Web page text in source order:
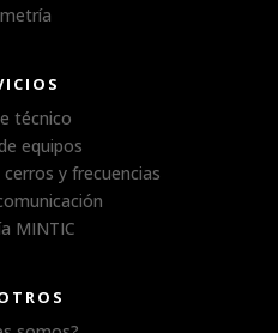
técnico
equipos
y frecuencias
MINTIC